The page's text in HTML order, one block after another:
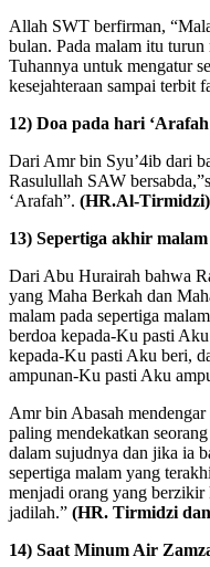
Allah SWT berfirman,
bulan. Pada malam itu
Tuhannya untuk mengatur
kesejahteraan sampai terbit
12) Doa pada hari ‘Arafah
Dari Amr bin Syu’4ib dari
Rasulullah SAW
‘Arafah”. (HR.Al-Tirmidzi)
13) Sepertiga akhir malam
Dari Abu Hurairah bahwa
yang Maha Berkah dan
malam pada sepertiga
berdoa kepada-Ku pasti
kepada-Ku pasti Aku beri,
ampunan-Ku pasti Aku
Amr bin Abasah
paling mendekatkan
dalam sujudnya dan jika ia
sepertiga malam yang
menjadi orang yang berzikir
jadilah.” (HR. Tirmidzi
14) Saat Minum Air